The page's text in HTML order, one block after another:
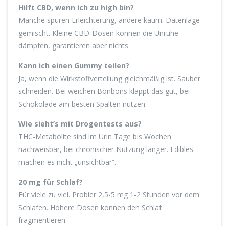
Hilft CBD, wenn ich zu high bin?
Manche spüren Erleichterung, andere kaum. Datenlage
gemischt. Kleine CBD‑Dosen können die Unruhe
dämpfen, garantieren aber nichts.
Kann ich einen Gummy teilen?
Ja, wenn die Wirkstoffverteilung gleichmäßig ist. Sauber
schneiden. Bei weichen Bonbons klappt das gut, bei
Schokolade am besten Spalten nutzen.
Wie sieht’s mit Drogentests aus?
THC‑Metabolite sind im Urin Tage bis Wochen
nachweisbar, bei chronischer Nutzung länger. Edibles
machen es nicht „unsichtbar“.
20 mg für Schlaf?
Für viele zu viel. Probier 2,5-5 mg 1-2 Stunden vor dem
Schlafen. Höhere Dosen können den Schlaf
fragmentieren.